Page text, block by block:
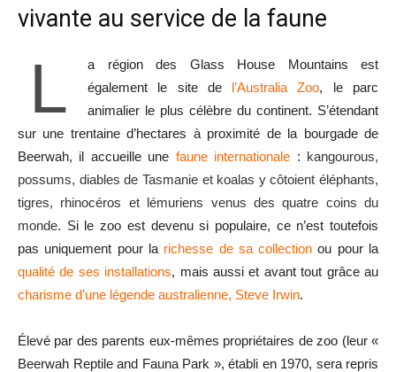
vivante au service de la faune
L
a région des Glass House Mountains est
également le site de l’Australia Zoo, le parc
animalier le plus célèbre du continent. S’étendant
sur une trentaine d’hectares à proximité de la bourgade de
Beerwah, il accueille une faune internationale : kangourous,
possums, diables de Tasmanie et koalas y côtoient éléphants,
tigres, rhinocéros et lémuriens venus des quatre coins du
monde. Si le zoo est devenu si populaire, ce n’est toutefois
pas uniquement pour la richesse de sa collection ou pour la
qualité de ses installations, mais aussi et avant tout grâce au
charisme d’une légende australienne, Steve Irwin.
Élevé par des parents eux-mêmes propriétaires de zoo (leur «
Beerwah Reptile and Fauna Park », établi en 1970, sera repris